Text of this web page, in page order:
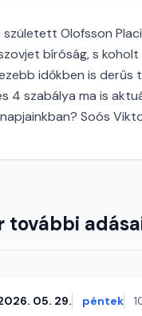
született Olofsson
bíróság, s
időkben is
4 szabálya ma is
Soós
további
05. 29. péntek